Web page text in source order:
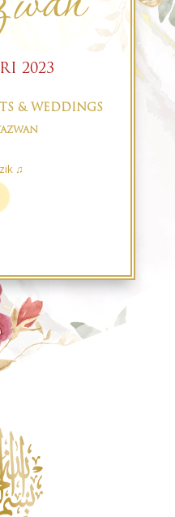
2023
& WEDDINGS
♫